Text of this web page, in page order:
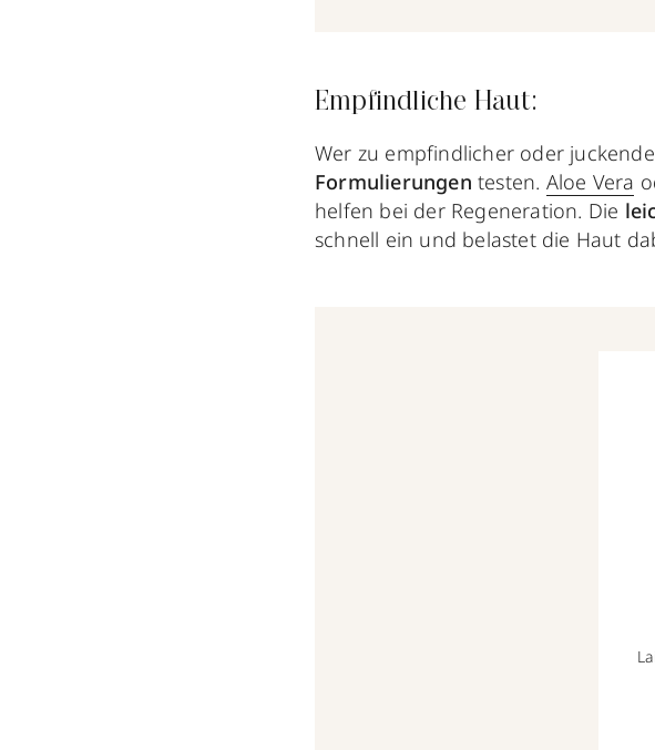
Empfindliche Haut:
Wer zu empfindlicher oder
Formulierungen testen. Aloe Vera
helfen bei der Regeneration. Die
schnell ein und belastet die Haut